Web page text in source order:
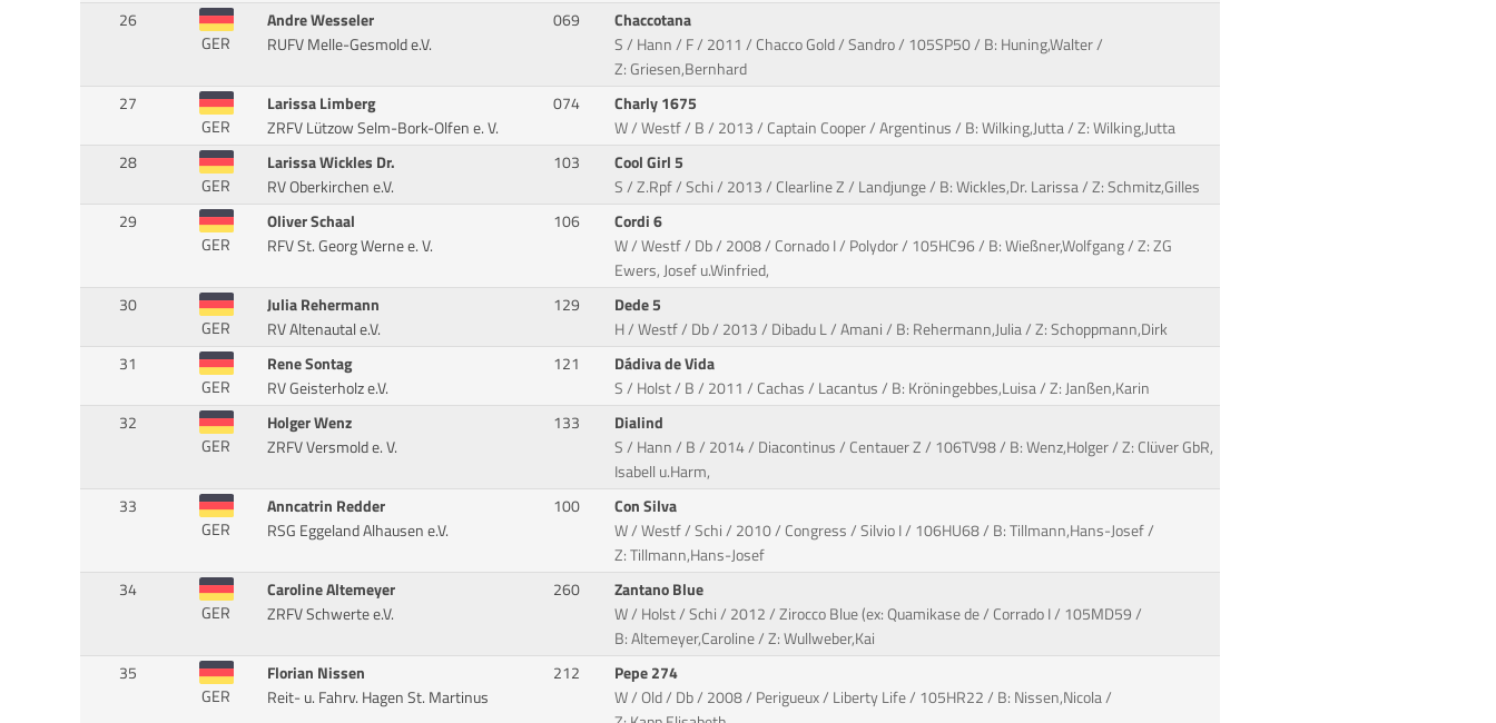
26
GER
Andre Wesseler
RUFV Melle-Gesmold e.V.
069
Chaccotana
S / Hann / F / 2011 / Chacco Gold / Sandro / 105SP50 / B: Huning,Walter /
Z: Griesen,Bernhard
27
GER
Larissa Limberg
ZRFV Lützow Selm-Bork-Olfen e. V.
074
Charly 1675
W / Westf / B / 2013 / Captain Cooper / Argentinus / B: Wilking,Jutta / Z: Wilking,Jutta
28
GER
Larissa Wickles Dr.
RV Oberkirchen e.V.
103
Cool Girl 5
S / Z.Rpf / Schi / 2013 / Clearline Z / Landjunge / B: Wickles,Dr. Larissa / Z: Schmitz,Gilles
29
GER
Oliver Schaal
RFV St. Georg Werne e. V.
106
Cordi 6
W / Westf / Db / 2008 / Cornado I / Polydor / 105HC96 / B: Wießner,Wolfgang / Z: ZG
Ewers, Josef u.Winfried,
30
GER
Julia Rehermann
RV Altenautal e.V.
129
Dede 5
H / Westf / Db / 2013 / Dibadu L / Amani / B: Rehermann,Julia / Z: Schoppmann,Dirk
31
GER
Rene Sontag
RV Geisterholz e.V.
121
Dádiva de Vida
S / Holst / B / 2011 / Cachas / Lacantus / B: Kröningebbes,Luisa / Z: Janßen,Karin
32
GER
Holger Wenz
ZRFV Versmold e. V.
133
Dialind
S / Hann / B / 2014 / Diacontinus / Centauer Z / 106TV98 / B: Wenz,Holger / Z: Clüver GbR,
Isabell u.Harm,
33
GER
Anncatrin Redder
RSG Eggeland Alhausen e.V.
100
Con Silva
W / Westf / Schi / 2010 / Congress / Silvio I / 106HU68 / B: Tillmann,Hans-Josef /
Z: Tillmann,Hans-Josef
34
GER
Caroline Altemeyer
ZRFV Schwerte e.V.
260
Zantano Blue
W / Holst / Schi / 2012 / Zirocco Blue (ex: Quamikase de / Corrado I / 105MD59 /
B: Altemeyer,Caroline / Z: Wullweber,Kai
35
GER
Florian Nissen
Reit- u. Fahrv. Hagen St. Martinus
212
Pepe 274
W / Old / Db / 2008 / Perigueux / Liberty Life / 105HR22 / B: Nissen,Nicola /